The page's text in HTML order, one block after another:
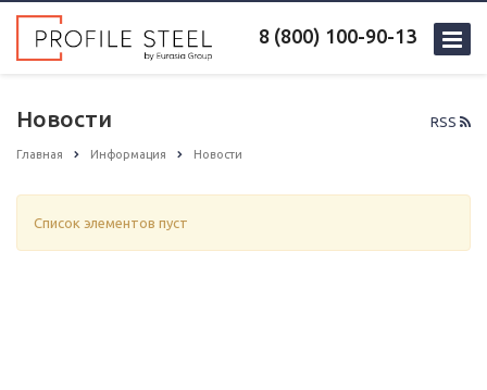
8 (800) 100-90-13
RSS
Новости
Главная Информация Новости
Список элементов пуст